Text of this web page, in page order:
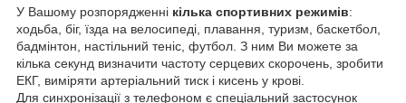
У Вашому розпорядженні кілька спортивних режимів:
ходьба, біг, їзда на велосипеді, плавання, туризм, баскетбол,
бадмінтон, настільний теніс, футбол. З ним Ви можете за
кілька секунд визначити частоту серцевих скорочень, зробити
ЕКГ, виміряти артеріальний тиск і кисень у крові.
Для синхронізації з телефоном є спеціальний застосунок